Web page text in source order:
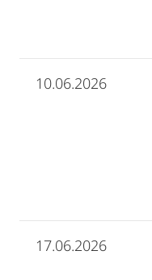
10.06.2026
17.06.2026